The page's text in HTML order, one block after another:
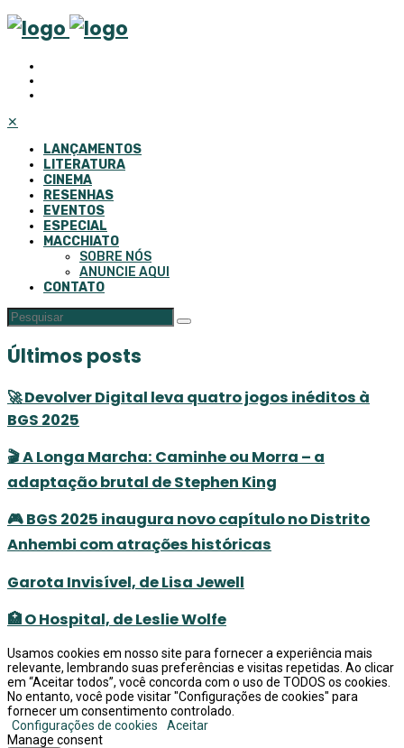
✕
LANÇAMENTOS
LITERATURA
CINEMA
RESENHAS
EVENTOS
ESPECIAL
MACCHIATO
SOBRE NÓS
ANUNCIE AQUI
CONTATO
Últimos posts
🚀 Devolver Digital leva quatro jogos inéditos à
BGS 2025
🎬 A Longa Marcha: Caminhe ou Morra – a
adaptação brutal de Stephen King
🎮 BGS 2025 inaugura novo capítulo no Distrito
Anhembi com atrações históricas
Garota Invisível, de Lisa Jewell
🏥 O Hospital, de Leslie Wolfe
Usamos cookies em nosso site para fornecer a experiência mais
relevante, lembrando suas preferências e visitas repetidas. Ao clicar
em “Aceitar todos”, você concorda com o uso de TODOS os cookies.
No entanto, você pode visitar "Configurações de cookies" para
fornecer um consentimento controlado.
Configurações de cookies
Aceitar
Manage consent